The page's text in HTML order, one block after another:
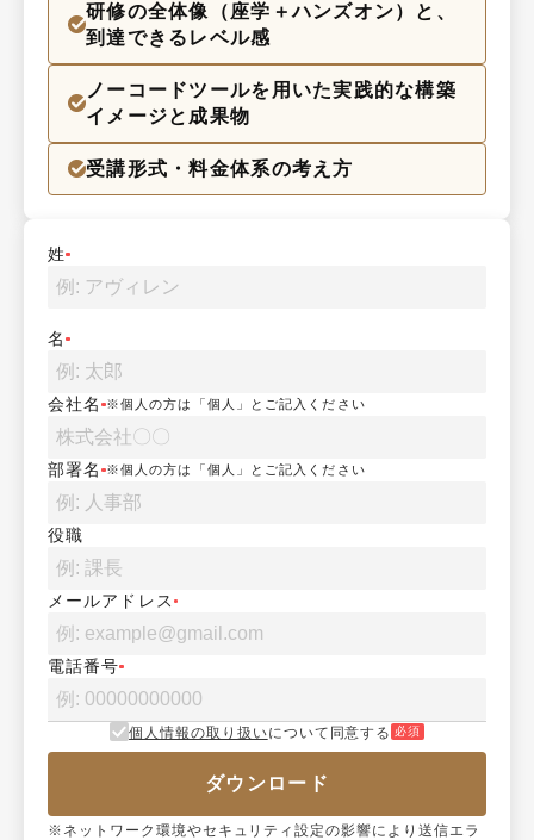
研修の全体像（座学＋ハンズオン）と、
到達できるレベル感
ノーコードツールを用いた実践的な構築
イメージと成果物
受講形式・料金体系の考え方
姓
名
会社名 ※個人の方は「個人」とご記入ください
部署名 ※個人の方は「個人」とご記入ください
役職
メールアドレス
電話番号
個人情報の取り扱いについて同意する 必須
ダウンロード
※ネットワーク環境やセキュリティ設定の影響により送信エラ